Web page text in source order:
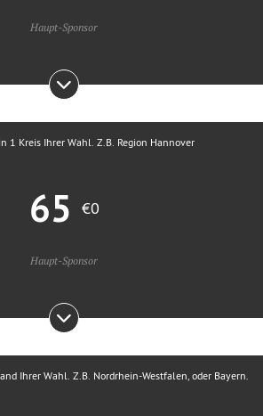
Haupt-Sponsor
1 Kreis Ihrer Wahl. Z.B. Region Hannover
65 €0
Haupt-Sponsor
Ihrer Wahl. Z.B. Nordrhein-Westfalen, oder Bayern.